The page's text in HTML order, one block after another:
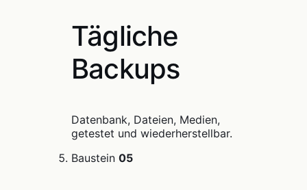
Tägliche
Backups
Datenbank, Dateien, Medien,
getestet und wiederherstellbar.
Baustein 05